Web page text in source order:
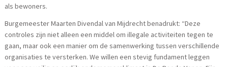
als bewoners.
Burgemeester Maarten Divendal van Mijdrecht benadrukt: “Deze
controles zijn niet alleen een middel om illegale activiteiten tegen te
gaan, maar ook een manier om de samenwerking tussen verschillende
organisaties te versterken. We willen een stevig fundament leggen